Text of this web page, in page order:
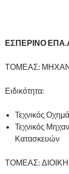
ΕΣΠΕΡΙΝΟ
ΤΟΜΕΑΣ:
Ειδικότητα:
Τεχνικός
Τεχνικός
Κατασκευών
ΤΟΜΕΑΣ: